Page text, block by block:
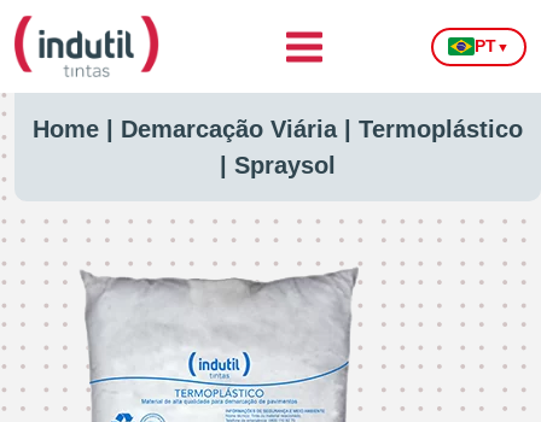
PT▼
Home Demarcação Viária| Termoplástico
Spraysol